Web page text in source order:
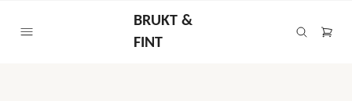
BRUKT &
FINT